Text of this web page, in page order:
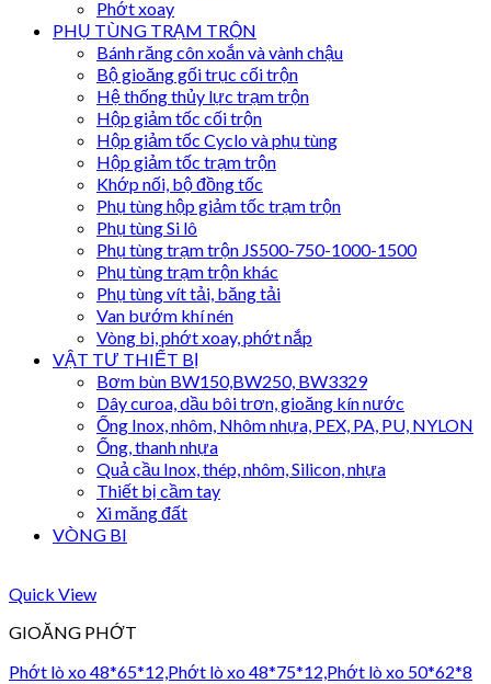
Phớt xoay
PHỤ TÙNG TRẠM TRỘN
Bánh răng côn xoắn và vành chậu
Bộ gioăng gối trục cối trộn
Hệ thống thủy lực trạm trộn
Hộp giảm tốc cối trộn
Hộp giảm tốc Cyclo và phụ tùng
Hộp giảm tốc trạm trộn
Khớp nối, bộ đồng tốc
Phụ tùng hộp giảm tốc trạm trộn
Phụ tùng Si lô
Phụ tùng trạm trộn JS500-750-1000-1500
Phụ tùng trạm trộn khác
Phụ tùng vít tải, băng tải
Van bướm khí nén
Vòng bi, phớt xoay, phớt nắp
VẬT TƯ THIẾT BỊ
Bơm bùn BW150,BW250, BW3329
Dây curoa, dầu bôi trơn, gioăng kín nước
Ống Inox, nhôm, Nhôm nhựa, PEX, PA, PU, NYLON
Ống, thanh nhựa
Quả cầu Inox, thép, nhôm, Silicon, nhựa
Thiết bị cầm tay
Xi măng đất
VÒNG BI
Quick View
GIOĂNG PHỚT
Phớt lò xo 48*65*12,Phớt lò xo 48*75*12,Phớt lò xo 50*62*8